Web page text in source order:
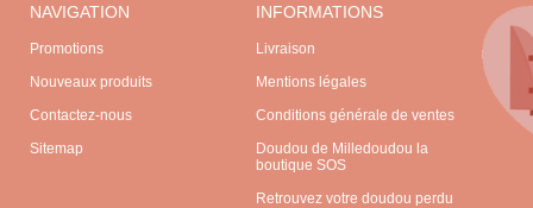
NAVIGATION
Promotions
Nouveaux produits
Contactez-nous
Sitemap
INFORMATIONS
Livraison
Mentions légales
Conditions générale de ventes
Doudou de Milledoudou la
boutique SOS
Retrouvez votre doudou perdu